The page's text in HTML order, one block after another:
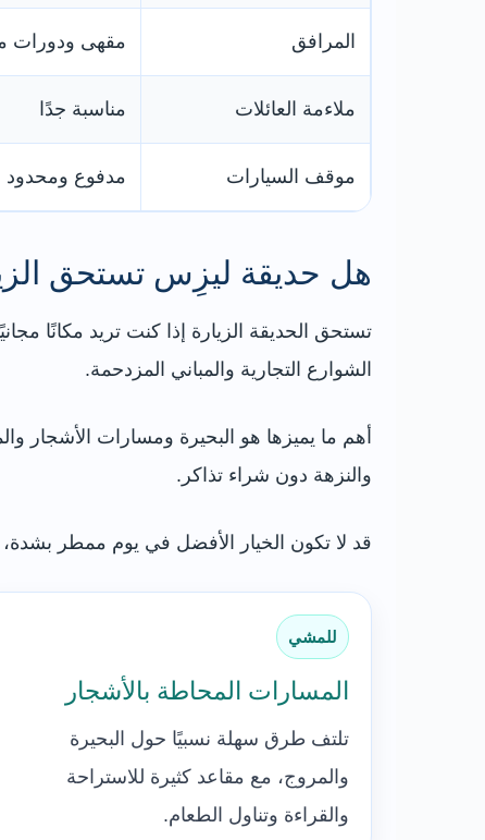
المرافق مقهى ودورات
ملاءمة العائلات مناسبة جدًا
موقف السيارات مدفوع ومحدود
هل حديقة ليزِس تستحق
تستحق الحديقة الزيارة إذا كنت تريد مكانًا
الشوارع التجارية والمباني المزدحمة.
أهم ما يميزها هو البحيرة ومسارات الأشجار
والنزهة دون شراء تذاكر.
قد لا تكون الخيار الأفضل في يوم ممطر بشدة،
للمشي
المسارات المحاطة بالأشجار
تلتف طرق سهلة نسبيًا حول البحيرة
والمروج، مع مقاعد كثيرة للاستراحة
والقراءة وتناول الطعام.